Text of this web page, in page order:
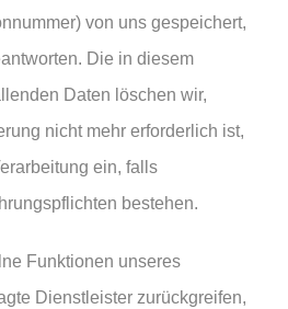
von uns gespeichert,
Die in diesem
Daten löschen wir,
nicht mehr erforderlich ist,
ein, falls
bestehen.
Funktionen unseres
Dienstleister zurückgreifen,